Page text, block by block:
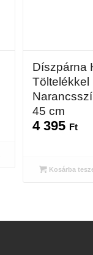
Díszpárna
Töltelékkel
45 cm
4 395 Ft
Kosárba